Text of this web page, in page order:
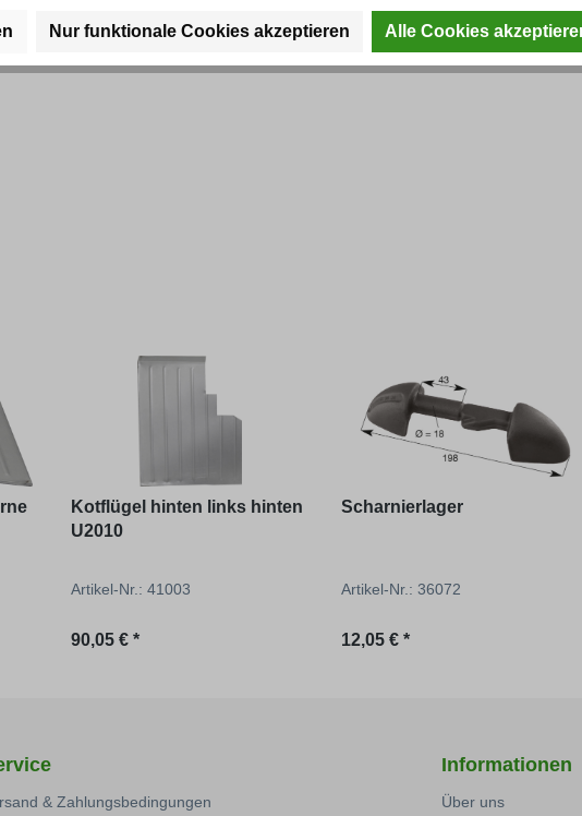
Kotflügel hinten links hinten
U2010
Artikel-Nr.: 41003
Regulärer Preis:
90,05 € *
Scharnierlager
Artikel-Nr.: 36072
Regulärer Preis:
12,05 € *
& Zahlungsbedingungen
Informationen
Über uns
Nur funktionale Cookies akzeptieren Alle Cookies